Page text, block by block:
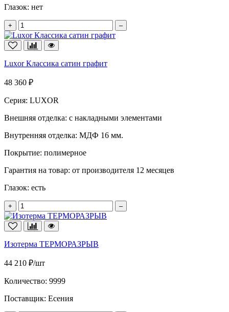
Глазок: нет
+ –
Luxor Классика сатин графит
48 360 ₽
Серия: LUXOR
Внешняя отделка: с накладными элементами
Внутренняя отделка: МДФ 16 мм.
Покрытие: полимерное
Гарантия на товар: от производителя 12 месяцев
Глазок: есть
+ –
Изотерма ТЕРМОРАЗРЫВ
44 210 ₽/шт
Количество: 9999
Поставщик: Есения